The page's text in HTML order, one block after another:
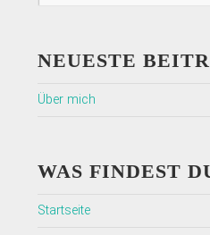
NEUESTE
Über mich
WAS FINDEST
Startseite